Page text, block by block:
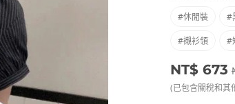
#休閒裝 #
#襯衫領 #
NT$ 673
(已包含關稅和其